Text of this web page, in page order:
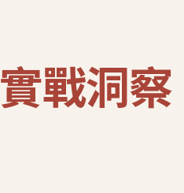
實戰洞察